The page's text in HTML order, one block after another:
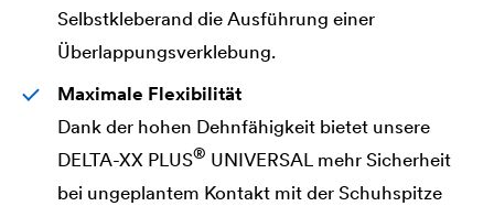
Selbstkleberand die Ausführung einer
Überlappungsverklebung.
Maximale Flexibilität
Dank der hohen Dehnfähigkeit bietet unsere
DELTA-XX PLUS® UNIVERSAL mehr Sicherheit
bei ungeplantem Kontakt mit der Schuhspitze